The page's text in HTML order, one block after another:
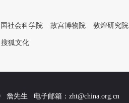
社会科学院 故宫博物院 敦煌研究院
搜狐文化
詹先生 电子邮箱：zht@china.org.cn